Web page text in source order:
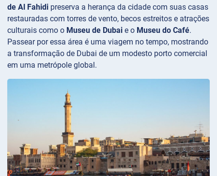
de Al Fahidi preserva a herança da cidade com suas casas
restauradas com torres de vento, becos estreitos e atrações
culturais como o Museu de Dubai e o Museu do Café.
Passear por essa área é uma viagem no tempo, mostrando
a transformação de Dubai de um modesto porto comercial
em uma metrópole global.